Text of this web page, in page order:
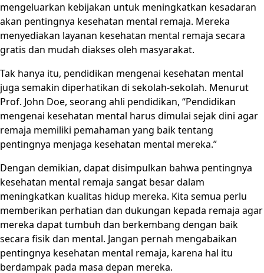
mengeluarkan kebijakan untuk meningkatkan kesadaran
akan pentingnya kesehatan mental remaja. Mereka
menyediakan layanan kesehatan mental remaja secara
gratis dan mudah diakses oleh masyarakat.
Tak hanya itu, pendidikan mengenai kesehatan mental
juga semakin diperhatikan di sekolah-sekolah. Menurut
Prof. John Doe, seorang ahli pendidikan, “Pendidikan
mengenai kesehatan mental harus dimulai sejak dini agar
remaja memiliki pemahaman yang baik tentang
pentingnya menjaga kesehatan mental mereka.”
Dengan demikian, dapat disimpulkan bahwa pentingnya
kesehatan mental remaja sangat besar dalam
meningkatkan kualitas hidup mereka. Kita semua perlu
memberikan perhatian dan dukungan kepada remaja agar
mereka dapat tumbuh dan berkembang dengan baik
secara fisik dan mental. Jangan pernah mengabaikan
pentingnya kesehatan mental remaja, karena hal itu
berdampak pada masa depan mereka.